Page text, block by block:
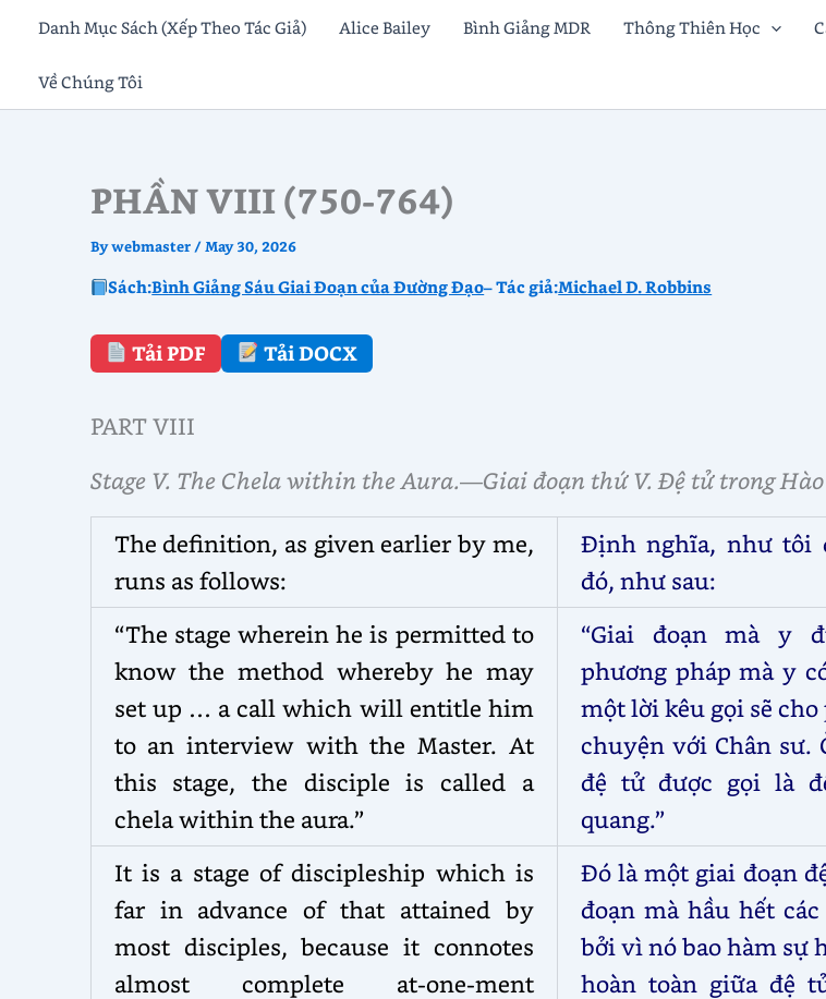
Skip
content
Danh Mục Sách (Xếp Theo Tác Giả) Alice Bailey Bình Giảng MDR Thông Thiên Học
Về Chúng Tôi
PHẦN VIII (750-764)
Bywebmaster / May 30, 2026
Sách:Bình Giảng Sáu Giai Đoạn của Đường Đạo– Tác giả:Michael D. Robbins
Tải PDF Tải DOCX
PART VIII
Stage V. The Chela within the Aura.—Giai đoạn thứ V. Đệ tử trong
The definition, as given earlier by me,
runs as follows:
Định nghĩa, như tôi
đó, như sau:
“The stage wherein he is permitted to
know the method whereby he may
set up … a call which will entitle him
to an interview with the Master. At
this stage, the disciple is called a
chela within the aura.”
“Giai đoạn mà y
phương pháp mà y
một lời kêu gọi sẽ
chuyện với Chân sư.
đệ tử được gọi là
quang.”
It is a stage of discipleship which is
far in advance of that attained by
most disciples, because it connotes
almost complete at-one-ment
Đó là một giai đoạn
đoạn mà hầu hết
bởi vì nó bao hàm sự
hoàn toàn giữa đệ